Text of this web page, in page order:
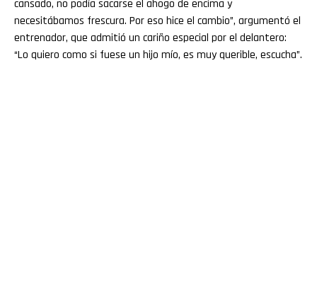
cansado, no podía sacarse el ahogo de encima y
necesitábamos frescura. Por eso hice el cambio”, argumentó el
entrenador, que admitió un cariño especial por el delantero:
“Lo quiero como si fuese un hijo mío, es muy querible, escucha”.